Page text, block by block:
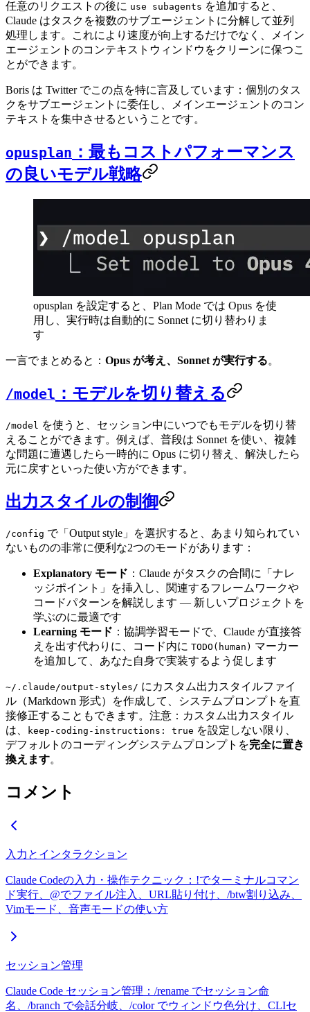
任意のリクエストの後に use subagents を追加すると、
Claude はタスクを複数のサブエージェントに分解して並列
処理します。これにより速度が向上するだけでなく、メイン
エージェントのコンテキストウィンドウをクリーンに保つこ
とができます。
Boris は Twitter でこの点を特に言及しています：個別のタス
クをサブエージェントに委任し、メインエージェントのコン
テキストを集中させるということです。
opusplan ：最もコストパフォーマンス
の良いモデル戦略
opusplan を設定すると、Plan Mode では Opus を使
用し、実行時は自動的に Sonnet に切り替わりま
す
一言でまとめると： Opus が考え、Sonnet が実行する。
/model ：モデルを切り替える
/model を使うと、セッション中にいつでもモデルを切り替
えることができます。例えば、普段は Sonnet を使い、複雑
な問題に遭遇したら一時的に Opus に切り替え、解決したら
元に戻すといった使い方ができます。
出力スタイルの制御
/config で「Output style」を選択すると、あまり知られてい
ないものの非常に便利な2つのモードがあります：
Explanatory モード ：Claude がタスクの合間に「ナレ
ッジポイント」を挿入し、関連するフレームワークや
コードパターンを解説します — 新しいプロジェクトを
学ぶのに最適です
Learning モード ：協調学習モードで、Claude が直接答
えを出す代わりに、コード内に TODO(human) マーカー
を追加して、あなた自身で実装するよう促します
~/.claude/output-styles/ にカスタム出力スタイルファイ
ル（Markdown 形式）を作成して、システムプロンプトを直
接修正することもできます。注意：カスタム出力スタイル
は、
keep-coding-instructions: true を設定しない限り、
デフォルトのコーディングシステムプロンプトを完全に置き
換えます。
コメント
入力とインタラクション
Claude Codeの入力・操作テクニック：!でターミナルコマン
ド実行、@でファイル注入、URL貼り付け、/btw割り込み、
Vimモード、音声モードの使い方
セッション管理
Claude Code セッション管理：/rename でセッション命
名、/branch で会話分岐、/color でウィンドウ色分け、CLIセ